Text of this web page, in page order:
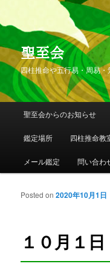
聖至会
四柱推命や五行易・周易
メインメニュー
メインコンテンツへ
サブコンテンツへ移動
聖至会からのお知らせ
鑑定場所 四柱推命教
メール鑑定 問い合わ
１０月１
Posted on2020年10月1日